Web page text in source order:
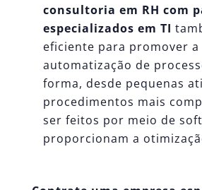
consultoria em RH com
especializados em TI
eficiente para promover a
automatização de
forma, desde pequenas
procedimentos mais
ser feitos por meio de
proporcionam a